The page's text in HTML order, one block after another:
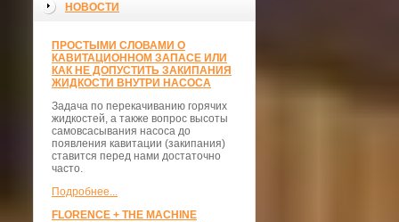
НОВОСТИ
ПРОСТЫМИ СЛОВАМИ О
КАВИТАЦИОННОМ ЗАПАСЕ ИЛИ
КАК НЕ ДОПУСТИТЬ ЗАКИПАНИЯ
ЖИДКОСТИ ВНУТРИ НАСОСА
Задача по перекачиванию горячих
жидкостей, а также вопрос высоты
самовсасывания насоса до
появления кавитации (закипания)
ставится перед нами достаточно
часто.
Подробнее...
FLORENCE + THE MACHINE